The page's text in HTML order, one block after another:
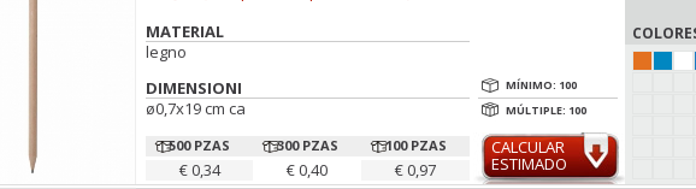
MATERIAL
legno
DIMENSIONI
ø0,7x19 cm ca
500 PZAS
€ 0,34
300 PZAS
€ 0,40
100 PZAS
€ 0,97
MÍNIMO: 100
MÚLTIPLE: 100
CALCULAR
ESTIMADO